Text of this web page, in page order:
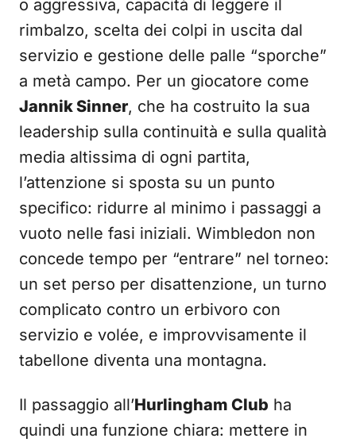
o aggressiva, capacità di leggere il
rimbalzo, scelta dei colpi in uscita dal
servizio e gestione delle palle “sporche”
a metà campo. Per un giocatore come
Jannik Sinner, che ha costruito la sua
leadership sulla continuità e sulla qualità
media altissima di ogni partita,
l’attenzione si sposta su un punto
specifico: ridurre al minimo i passaggi a
vuoto nelle fasi iniziali. Wimbledon non
concede tempo per “entrare” nel torneo:
un set perso per disattenzione, un turno
complicato contro un erbivoro con
servizio e volée, e improvvisamente il
tabellone diventa una montagna.
Il passaggio all’Hurlingham Club ha
quindi una funzione chiara: mettere in